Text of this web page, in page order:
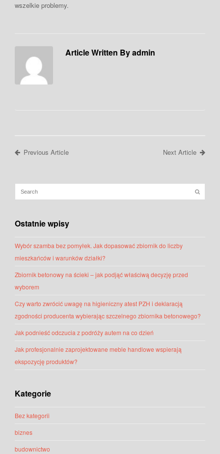
wszelkie problemy.
Article Written By admin
Previous Article Next Article
Ostatnie wpisy
Wybór szamba bez pomyłek. Jak dopasować zbiornik do liczby
mieszkańców i warunków działki?
Zbiornik betonowy na ścieki – jak podjąć właściwą decyzję przed
wyborem
Czy warto zwrócić uwagę na higieniczny atest PZH i deklaracją
zgodności producenta wybierając szczelnego zbiornika betonowego?
Jak podnieść odczucia z podróży autem na co dzień
Jak profesjonalnie zaprojektowane meble handlowe wspierają
ekspozycję produktów?
Kategorie
Bez kategorii
biznes
budownictwo